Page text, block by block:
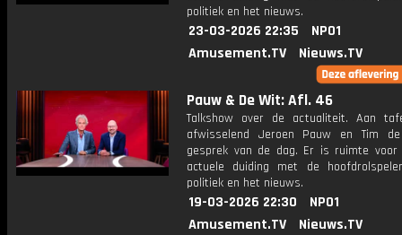
politiek en het nieuws.
23-03-2026 22:35
NPO1
Amusement.TV
Nieuws.TV
Pauw & De Wit: Afl. 46
Talkshow over de actualiteit. Aan
afwisselend Jeroen Pauw en Tim
gesprek van de dag. Er is ruimte
actuele duiding met de
politiek en het nieuws.
19-03-2026 22:30
NPO1
Amusement.TV
Nieuws.TV